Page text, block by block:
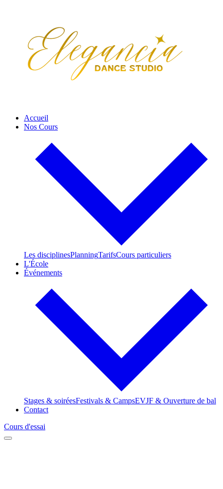
Accueil
Nos Cours
Les disciplinesPlanningTarifsCours particuliers
L'École
Événements
Stages & soiréesFestivals & CampsEVJF & Ouverture de bal
Contact
Cours d'essai